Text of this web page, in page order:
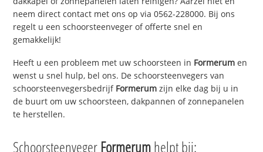
neem direct contact met ons op via 0562-228000. Bij ons
regelt u een schoorsteenveger of offerte snel en
gemakkelijk!
Heeft u een probleem met uw schoorsteen in Formerum en
wenst u snel hulp, bel ons. De schoorsteenvegers van
schoorsteenvegersbedrijf Formerum zijn elke dag bij u in
de buurt om uw schoorsteen, dakpannen of zonnepanelen
te herstellen.
Schoorsteenveger Formerumhelpt bij: